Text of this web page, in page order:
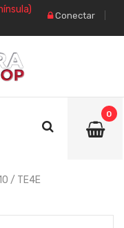
Conectar
0
/ TE4E